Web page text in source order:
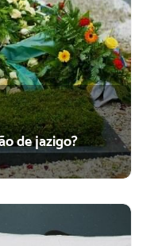
de jazigo?